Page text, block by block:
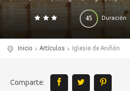
Duración
45
0 140
Inicio Artículos Iglesia de Aniñón
Comparte: